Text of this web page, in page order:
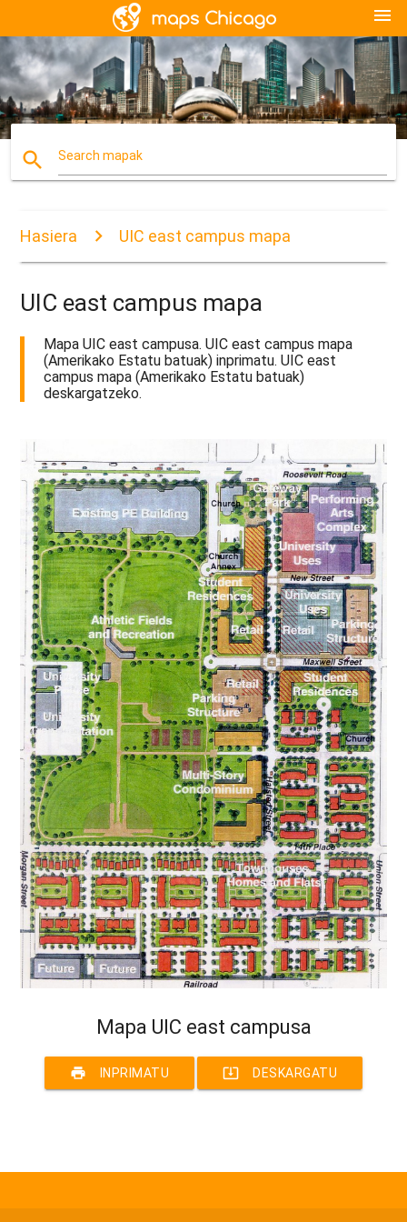
menu
search Search mapak
Hasiera UIC east campus mapa
UIC east campus mapa
Mapa UIC east campusa. UIC east campus mapa
(Amerikako Estatu batuak) inprimatu. UIC east
campus mapa (Amerikako Estatu batuak)
deskargatzeko.
Mapa UIC east campusa
print INPRIMATU system_update_alt DESKARGATU